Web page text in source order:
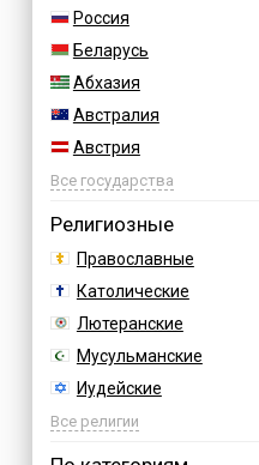
Россия
Беларусь
Абхазия
Австралия
Австрия
Азербайджан
Все государства
Религиозные
Православные
Католические
Лютеранские
Мусульманские
Иудейские
Буддийские
Все религии